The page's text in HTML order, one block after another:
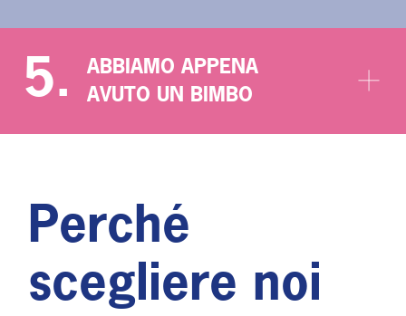
5.
ABBIAMO APPENA
AVUTO UN BIMBO
Perché
scegliere noi